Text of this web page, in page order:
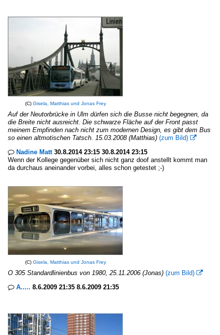
(C) Gisela, Matthias und Jonas Frey
Auf der Neutorbrücke in Ulm dürfen sich die Busse nicht begegnen, da
die Breite nicht ausreicht. Die schwarze Fläche auf der Front passt
meinem Empfinden nach nicht zum modernen Design, es gibt dem Bus
so einen altmotischen Tatsch. 15.03.2008 (Matthias) (zum Bild) 
 Nadine Matt30.8.2014 23:15 30.8.2014 23:15
Wenn der Kollege gegenüber sich nicht ganz doof anstellt kommt man
da durchaus aneinander vorbei, alles schon getestet ;-)
(C) Gisela, Matthias und Jonas Frey
O 305 Standardlinienbus von 1980, 25.11.2006 (Jonas) (zum Bild) 
 A..... 8.6.2009 21:35 8.6.2009 21:35